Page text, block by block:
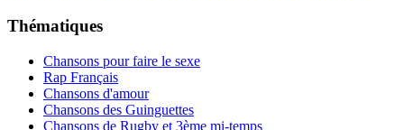
Thématiques
Chansons pour faire le sexe
Rap Français
Chansons d'amour
Chansons des Guinguettes
Chansons de Rugby et 3ème mi-temps